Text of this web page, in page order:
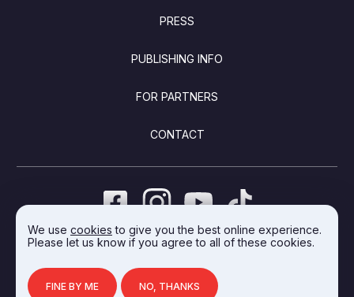
We use cookies to give you the best online experience.
Please let us know if you agree to all of these cookies.
FINE BY ME NO, THANKS
PRESS
PUBLISHING INFO
FOR PARTNERS
CONTACT
DEVELOPED BY INTEGRAL VISION